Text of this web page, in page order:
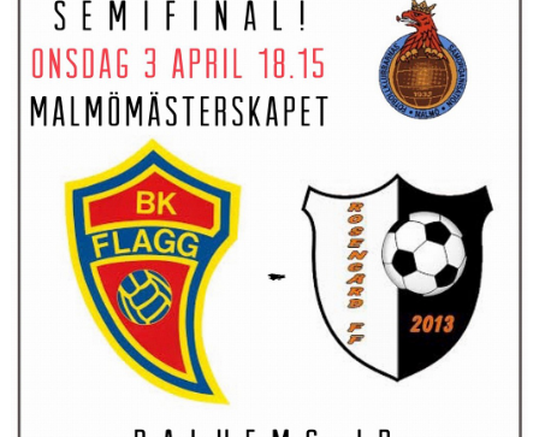
TABELLEN
KALENDER
MATCHER
NYFÖRVÄRV
SPELARRÅD
MATCHREFERAT TIDIGARE ÅR